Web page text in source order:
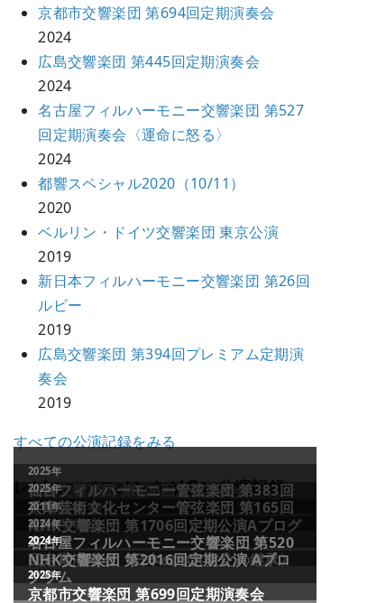
京都市交響楽団 第694回定期演奏会
2024
広島交響楽団 第445回定期演奏会
2024
名古屋フィルハーモニー交響楽団 第527
回定期演奏会〈運命に怒る〉
2024
都響スペシャル2020（10/11）
2020
ベルリン・ドイツ交響楽団 東京公演
2019
新日本フィルハーモニー交響楽団 第26回
ルビー
2019
広島交響楽団 第394回プレミアム定期演
奏会
2019
すべての公演記録をみる
レビュー／コメントが多い公演記録
2025年
群馬交響楽団 第608回定期演奏会
2025年
仙台フィルハーモニー管弦楽団 第383回
定期演奏会
2025年
兵庫芸術文化センター管弦楽団 第165回
定期演奏会
2011年
NHK交響楽団 第1706回定期公演Aプログ
ラム
2024年
名古屋フィルハーモニー交響楽団 第520
回定期演奏会〈日本の地方文化の継承〉
2024年
NHK交響楽団 第2016回定期公演 Aプロ
グラム
2025年
京都市交響楽団 第699回定期演奏会